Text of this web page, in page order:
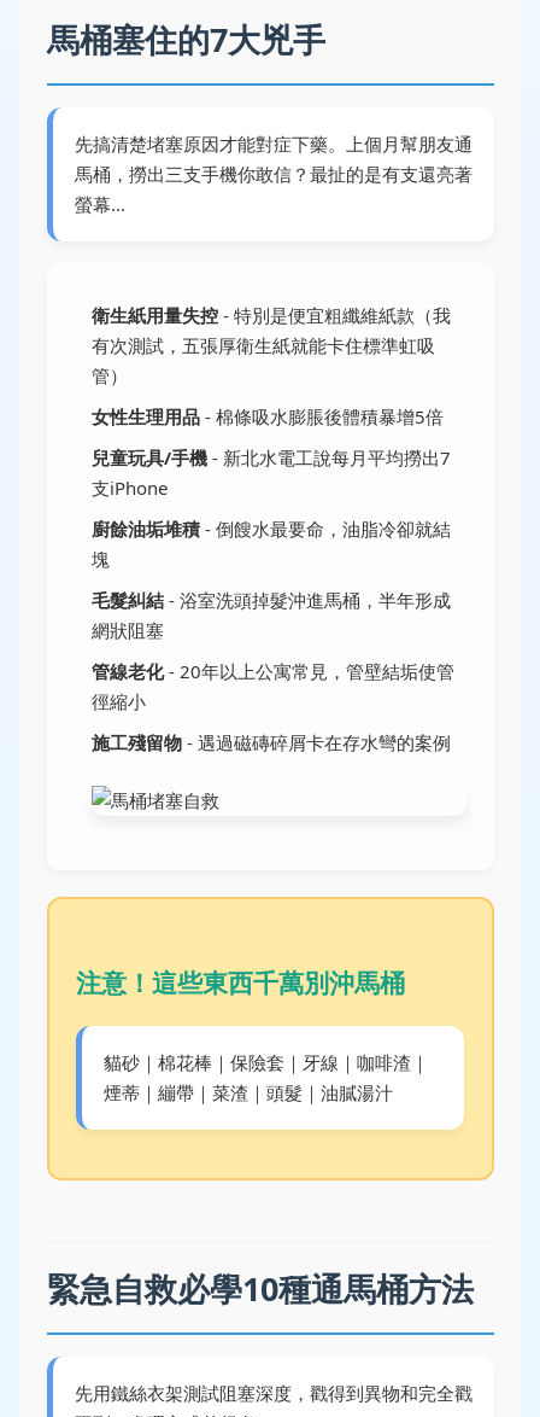
馬桶塞住的7大兇手
先搞清楚堵塞原因才能對症下藥。上個月幫朋友通
馬桶，撈出三支手機你敢信？最扯的是有支還亮著
螢幕...
衛生紙用量失控 - 特別是便宜粗纖維紙款（我
有次測試，五張厚衛生紙就能卡住標準虹吸
管）
女性生理用品 - 棉條吸水膨脹後體積暴增5倍
兒童玩具/手機 - 新北水電工說每月平均撈出7
支iPhone
廚餘油垢堆積- 倒餿水最要命，油脂冷卻就結
塊
毛髮糾結 - 浴室洗頭掉髮沖進馬桶，半年形成
網狀阻塞
管線老化- 20年以上公寓常見，管壁結垢使管
徑縮小
施工殘留物 - 遇過磁磚碎屑卡在存水彎的案例
注意！這些東西千萬別沖馬桶
貓砂｜棉花棒｜保險套｜牙線｜咖啡渣｜
煙蒂｜繃帶｜菜渣｜頭髮｜油膩湯汁
緊急自救必學10種通馬桶方法
先用鐵絲衣架測試阻塞深度，戳得到異物和完全戳